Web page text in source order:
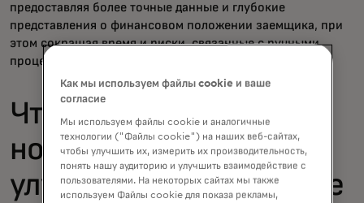
предоставляя более точные данные и глубокие
представления о финансовом положении заемщика, при
этом сокращая время и риски, связанные с ручными
процессами.
Что дальше? Как
новейшие технологии
улучшат все кредитные
Как мы используем файлы cookie и ваше
согласие
Мы используем файлы cookie и аналогичные
технологии ("Файлы cookie") на наших веб-сайтах,
чтобы улучшить их, измерить их производительность,
понять нашу аудиторию и улучшить взаимодействие с
пользователями. На некоторых сайтах мы также
используем Файлы cookie для показа рекламы,